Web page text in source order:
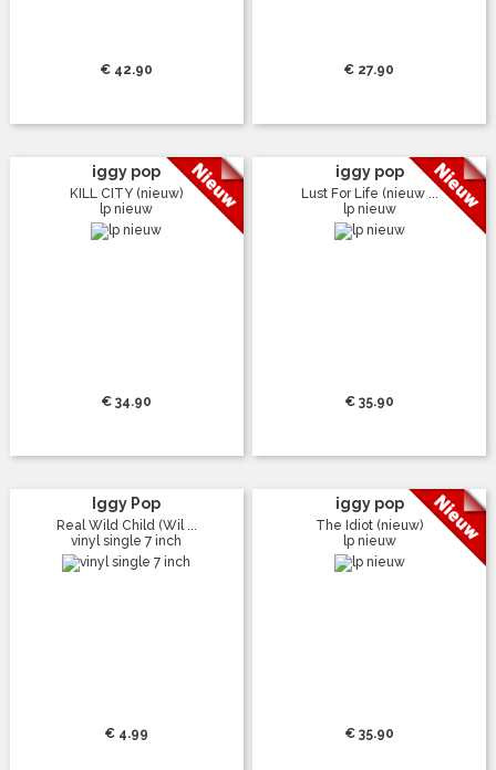
€ 42.90 € 27.90
iggy pop
KILL CITY (nieuw)
lp nieuw
€ 34.90
iggy pop
Lust For Life (nieuw ...
lp nieuw
€ 35.90
Iggy Pop
Real Wild Child (Wil ...
vinyl single 7 inch
€ 4.99
iggy pop
The Idiot (nieuw)
lp nieuw
€ 35.90